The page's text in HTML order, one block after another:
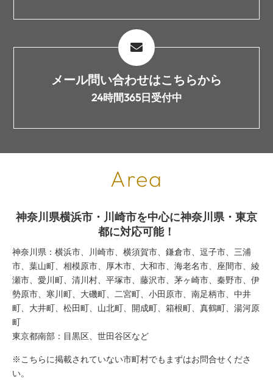
メール問い合わせはこちらから
24時間365日受付中
Area
神奈川県横浜市・川崎市を中心に神奈川県・東京
都に対応可能！
神奈川県：横浜市、川崎市、横須賀市、鎌倉市、逗子市、三浦
市、葉山町、相模原市、厚木市、大和市、海老名市、座間市、綾
瀬市、愛川町、清川村、平塚市、藤沢市、茅ヶ崎市、秦野市、伊
勢原市、寒川町、大磯町、二宮町、小田原市、南足柄市、中井
町、大井町、松田町、山北町、開成町、箱根町、真鶴町、湯河原
町
東京都南部：目黒区、世田谷区など
※こちらに掲載されていない市町村でもまずはお問合せくださ
い。